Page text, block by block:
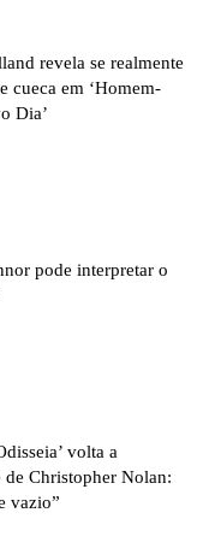
revela se realmente
cueca em ‘Homem-
Dia’
pode interpretar o
volta a
Christopher Nolan:
vazio”